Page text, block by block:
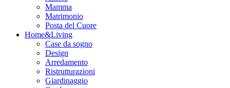
Mamma
Matrimonio
Posta del Cuore
Home&Living
Case da sogno
Design
Arredamento
Ristrutturazioni
Giardinaggio